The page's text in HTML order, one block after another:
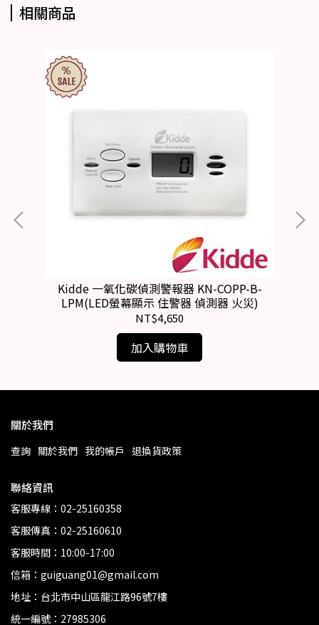
相關商品
Kidde 一氧化碳偵測警報器 KN-COPP-B-
LPM(LED螢幕顯示 住警器 偵測器 火災)
NT$4,650
加入購物車
關於我們
查詢 關於我們 我的帳戶 退換貨政策
聯絡資訊
客服專線：02-25160358
客服傳真：02-25160610
客服時間：10:00-17:00
信箱：guiguang01@gmail.com
地址：台北市中山區龍江路96號7樓
統一編號：27985306